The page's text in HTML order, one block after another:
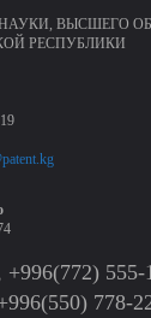
ВЫСШЕГО
РЕСПУБЛИКИ
+996(772)
778-